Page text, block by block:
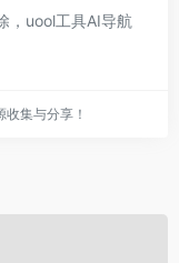
，uool工具AI导航
集与分享！